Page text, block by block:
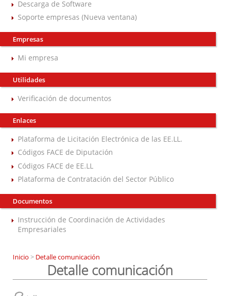
Descarga de Software
Soporte empresas (Nueva ventana)
Empresas
Mi empresa
Utilidades
Verificación de documentos
Enlaces
Plataforma de Licitación Electrónica de las EE.LL.
Códigos FACE de Diputación
Códigos FACE de EE.LL
Plataforma de Contratación del Sector Público
Documentos
Instrucción de Coordinación de Actividades
Empresariales
Inicio > Detalle comunicación
Detalle comunicación